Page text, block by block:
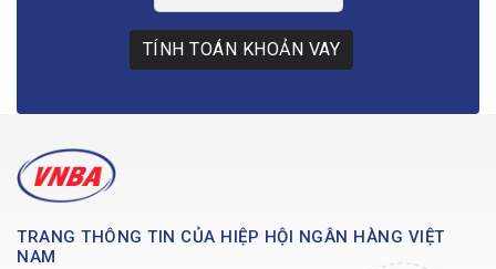
TÍNH TOÁN KHOẢN VAY
TRANG THÔNG TIN CỦA HIỆP HỘI NGÂN HÀNG VIỆT
NAM